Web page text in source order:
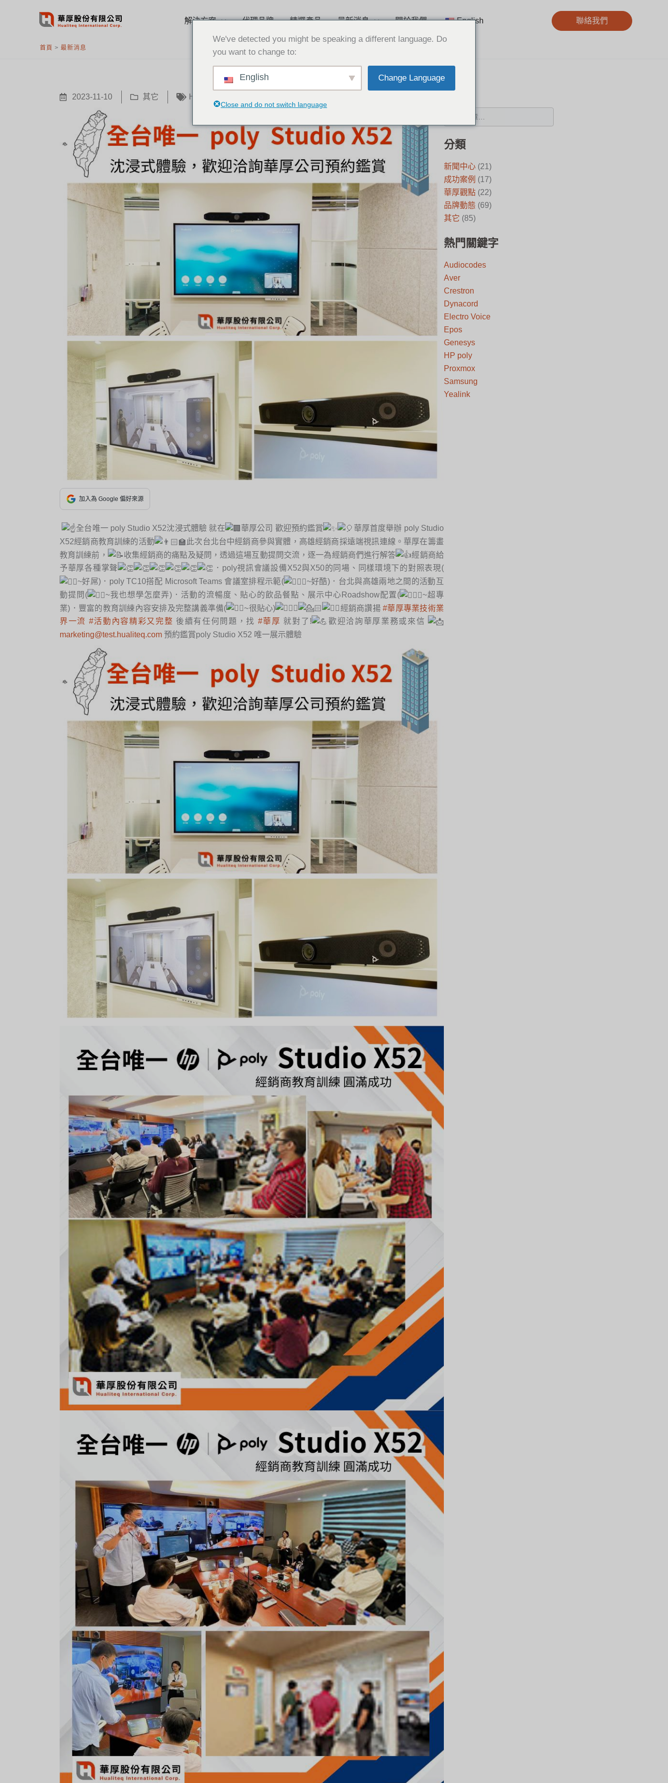
解決方案 代理品牌 精選產品 最新消息 關於我們 English 聯絡我們
首頁 > 最新消息
2023-11-10 其它 HP Poly
加入為 Google 偏好來源
全台唯一 poly Studio X52沈浸式體驗 就在 華厚公司 歡迎預約鑑賞
華厚首度舉辦 poly Studio
X52經銷商教育訓練的活動
此次台北台中經銷商參與實體，高雄經銷商採遠端視訊連線。華厚在籌畫
教育訓練前，
收集經銷商的痛點及疑問，透過這場互動提問交流，逐一為經銷商們進行解答
經銷商給
予華厚各種掌聲
．poly視訊會議設備X52與X50的同場、同樣環境下的對照表現(
~好屌)．poly TC10搭配 Microsoft Teams 會議室排程示範(
~好酷)．台北與高雄兩地之間的活動互
動提問(
~我也想學怎麼弄)．活動的流暢度、貼心的飲品餐點、展示中心Roadshow配置(
~超專
業)．豐富的教育訓練內容安排及完整講義準備(
~很貼心) 經銷商讚揚#華厚專業技術業
界一流 #活動內容精彩又完整 後續有任何問題，找 #華厚 就對了!
歡迎洽詢華厚業務或來信
marketing@test.hualiteq.com 預約鑑賞poly Studio X52 唯一展示體驗
搜尋
分類
新聞中心(21)
成功案例 (17)
華厚觀點(22)
品牌動態 (69)
其它 (85)
熱門關鍵字
Audiocodes
Aver
Crestron
Dynacord
Electro Voice
Epos
Genesys
HP poly
Proxmox
Samsung
Yealink
We've detected you might be speaking a different language. Do
you want to change to:
English Change Language
Close and do not switch language